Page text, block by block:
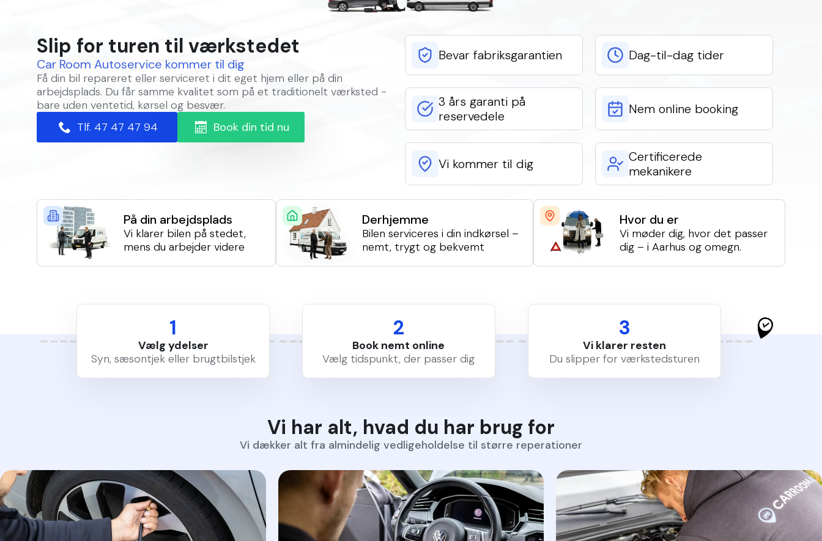
Slip for turen til værkstedet
Car Room Autoservice kommer til dig
Få din bil repareret eller serviceret i dit eget hjem eller på din
arbejdsplads. Du får samme kvalitet som på et traditionelt værksted -
bare uden ventetid, kørsel og besvær.
Tlf. 47 47 47 94
Book din tid nu
Bevar fabriksgarantien Dag-til-dag tider
3 års garanti på
reservedele
Nem online booking
Vi kommer til dig
Certificerede
mekanikere
På din arbejdsplads
Vi klarer bilen på stedet,
mens du arbejder videre
Derhjemme
Bilen serviceres i din indkørsel –
nemt, trygt og bekvemt
Hvor du er
Vi møder dig, hvor det passer
dig – i Aarhus og omegn.
1
Vælg ydelser
Syn, sæsontjek eller brugtbilstjek
2
Book nemt online
Vælg tidspunkt, der passer dig
3
Vi klarer resten
Du slipper for værkstedsturen
Vi har alt, hvad du har brug for
Vi dækker alt fra almindelig vedligeholdelse til større reperationer